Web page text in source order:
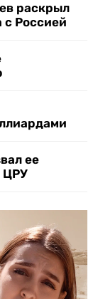
раскрыл
с Россией
ее
ЦРУ